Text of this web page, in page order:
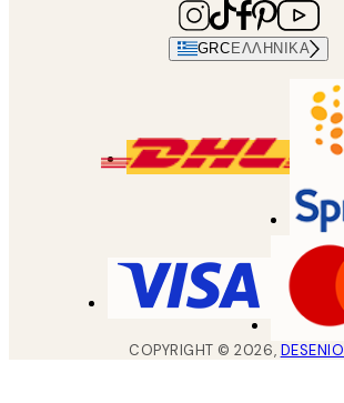
GRC ΕΛΛΗΝΙΚΆ
COPYRIGHT ©2026, DESENIO